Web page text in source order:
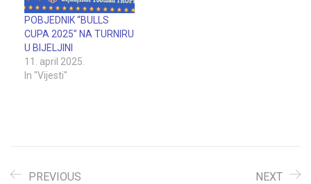
POBJEDNIK “BULLS
CUPA 2025” NA TURNIRU
U BIJELJINI
11. april 2025.
In "Vijesti"
PREVIOUS NEXT